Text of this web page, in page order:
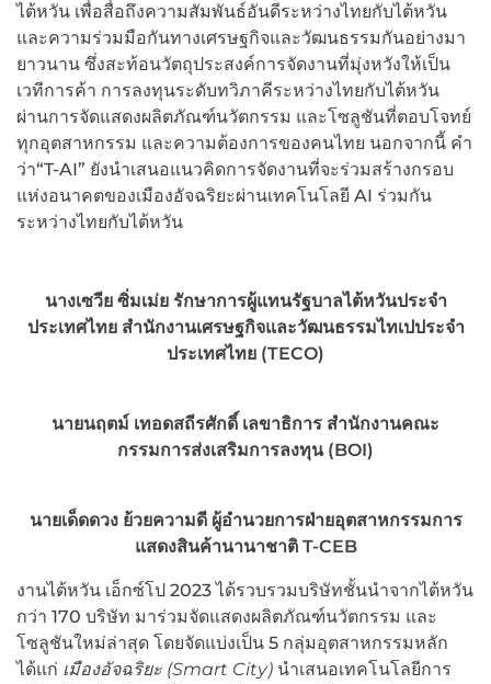
ไต้หวัน เพื่อสื่อถึงความสัมพันธ์อันดีระหว่างไทยกับไต้หวัน
และความร่วมมือกันทางเศรษฐกิจและวัฒนธรรมกันอย่างมา
ยาวนาน ซึ่งสะท้อนวัตถุประสงค์การจัดงานที่มุ่งหวังให้เป็น
เวทีการค้า การลงทุนระดับทวิภาคีระหว่างไทยกับไต้หวัน
ผ่านการจัดแสดงผลิตภัณฑ์นวัตกรรม และโซลูชันที่ตอบโจทย์
ทุกอุตสาหกรรม และความต้องการของคนไทย นอกจากนี้ คำ
ว่า“T-AI” ยังนำเสนอแนวคิดการจัดงานที่จะร่วมสร้างกรอบ
แห่งอนาคตของเมืองอัจฉริยะผ่านเทคโนโลยี AI ร่วมกัน
ระหว่างไทยกับไต้หวัน
นางเซวีย ซิ่มเม่ย รักษาการผู้แทนรัฐบาลไต้หวันประจำ
ประเทศไทย สำนักงานเศรษฐกิจและวัฒนธรรมไทเปประจำ
ประเทศไทย (TECO)
นายนฤตม์ เทอดสถีรศักดิ์ เลขาธิการ สำนักงานคณะ
กรรมการส่งเสริมการลงทุน (BOI)
นายเด็ดดวง ย้วยความดี ผู้อำนวยการฝ่ายอุตสาหกรรมการ
แสดงสินค้านานาชาติ T-CEB
งานไต้หวัน เอ็กซ์โป 2023 ได้รวบรวมบริษัทชั้นนำจากไต้หวัน
กว่า 170 บริษัท มาร่วมจัดแสดงผลิตภัณฑ์นวัตกรรม และ
โซลูชันใหม่ล่าสุด โดยจัดแบ่งเป็น 5 กลุ่มอุตสาหกรรมหลัก
ได้แก่ เมืองอัจฉริยะ (Smart City) นำเสนอเทคโนโลยีการ